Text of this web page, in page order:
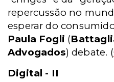
repercussão no
esperar do
Paula Fogli (
Advogados) debate. (
Digital - II